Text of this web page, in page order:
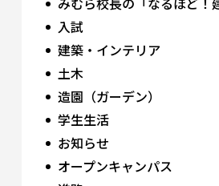
入試
建築・インテリア
土木
造園（ガーデン）
学生生活
お知らせ
オープンキャンパス